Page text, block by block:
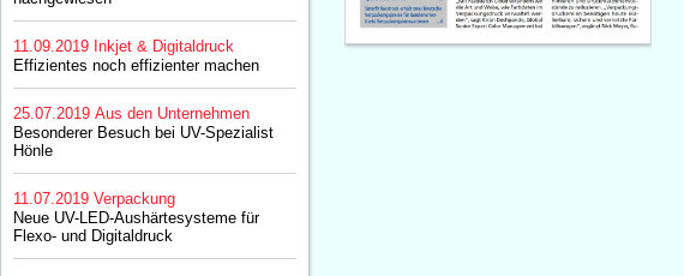
11.09.2019 Inkjet & Digitaldruck
Effizientes noch effizienter machen
25.07.2019 Aus den Unternehmen
Besonderer Besuch bei UV-Spezialist
Hönle
11.07.2019 Verpackung
Neue UV-LED-Aushärtesysteme für
Flexo- und Digitaldruck